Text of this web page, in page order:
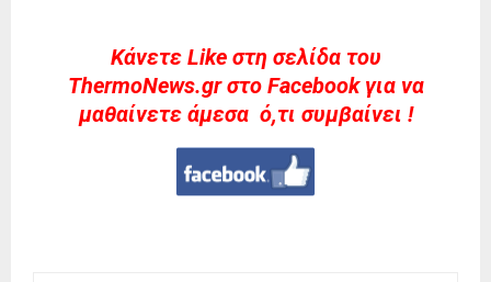
Kάνετε Like στη σελίδα του
ThermoNews.gr στο Facebook για να
μαθαίνετε άμεσα ό,τι συμβαίνει !